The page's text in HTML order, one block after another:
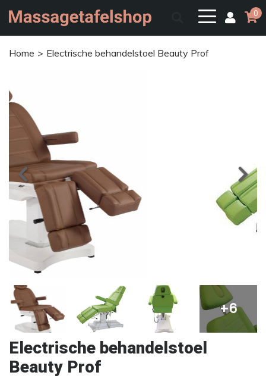
0
Home Electrische behandelstoel Beauty Prof
+6
Electrische behandelstoel
Beauty Prof